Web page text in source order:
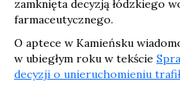
zamknięta decyzją łódzkiego
farmaceutycznego.
O aptece w Kamieńsku
w ubiegłym roku w tekście
decyzji o unieruchomieniu